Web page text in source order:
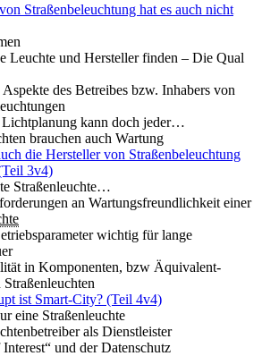
Straßenbeleuchtung hat es auch nicht
Leuchte und Hersteller finden – Die Qual
des Betreibes bzw. Inhabers von
kann doch jeder…
brauchen auch Wartung
die Hersteller von Straßenbeleuchtung
3v4)
Straßenleuchte…
an Wartungsfreundlichkeit einer
wichtig für lange
in Komponenten, bzw Äquivalent-
ist Smart-City? (Teil 4v4)
eine Straßenleuchte
als Dienstleister
Interest“ und der Datenschutz